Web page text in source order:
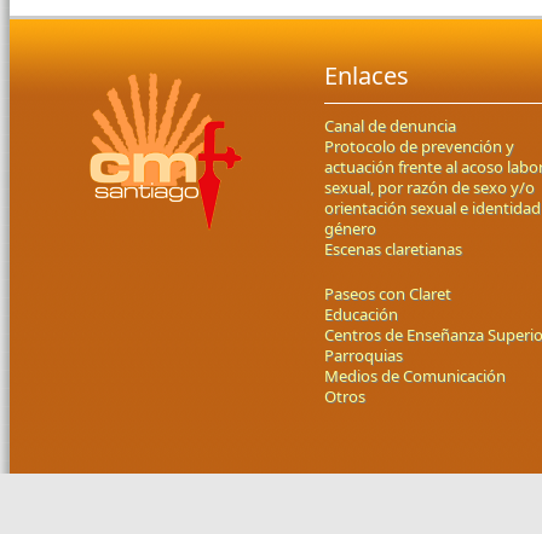
Enlaces
Canal de denuncia
Protocolo de prevención y
actuación frente al acoso
sexual, por razón de sexo y/o
orientación sexual e
género
Escenas claretianas
Paseos con Claret
Educación
Centros de Enseñanza
Parroquias
Medios de Comunicación
Otros